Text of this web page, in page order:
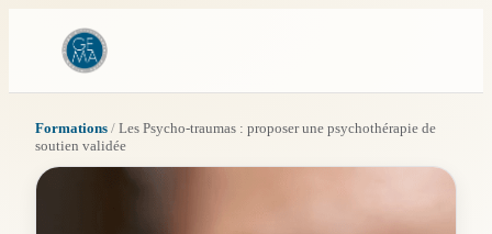
Formations / Les Psycho-traumas : proposer une psychothérapie de
soutien validée